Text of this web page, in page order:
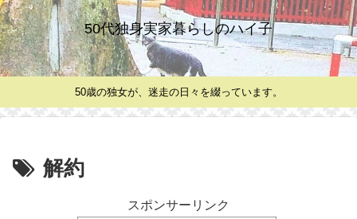
50代独身実家暮らしのハイ子
50歳の独女が、迷走の日々を綴っています。
解約
スポンサーリンク